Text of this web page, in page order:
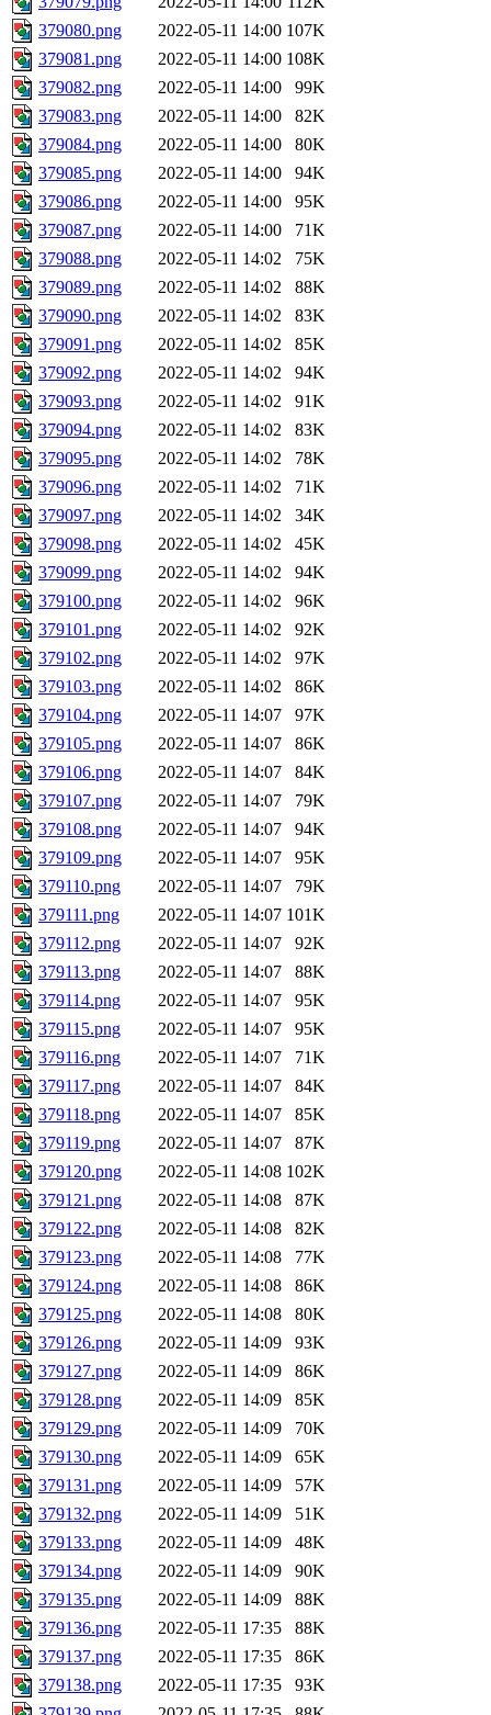
379080.png
2022-05-11 14:00 107K
379081.png
2022-05-11 14:00 108K
379082.png
2022-05-11 14:00
99K
379083.png
2022-05-11 14:00
82K
379084.png
2022-05-11 14:00
80K
379085.png
2022-05-11 14:00
94K
379086.png
2022-05-11 14:00
95K
379087.png
2022-05-11 14:00
71K
379088.png
2022-05-11 14:02
75K
379089.png
2022-05-11 14:02
88K
379090.png
2022-05-11 14:02
83K
379091.png
2022-05-11 14:02
85K
379092.png
2022-05-11 14:02
94K
379093.png
2022-05-11 14:02
91K
379094.png
2022-05-11 14:02
83K
379095.png
2022-05-11 14:02
78K
379096.png
2022-05-11 14:02
71K
379097.png
2022-05-11 14:02
34K
379098.png
2022-05-11 14:02
45K
379099.png
2022-05-11 14:02
94K
379100.png
2022-05-11 14:02
96K
379101.png
2022-05-11 14:02
92K
379102.png
2022-05-11 14:02
97K
379103.png
2022-05-11 14:02
86K
379104.png
2022-05-11 14:07
97K
379105.png
2022-05-11 14:07
86K
379106.png
2022-05-11 14:07
84K
379107.png
2022-05-11 14:07
79K
379108.png
2022-05-11 14:07
94K
379109.png
2022-05-11 14:07
95K
379110.png
2022-05-11 14:07
79K
379111.png
2022-05-11 14:07 101K
379112.png
2022-05-11 14:07
92K
379113.png
2022-05-11 14:07
88K
379114.png
2022-05-11 14:07
95K
379115.png
2022-05-11 14:07
95K
379116.png
2022-05-11 14:07
71K
379117.png
2022-05-11 14:07
84K
379118.png
2022-05-11 14:07
85K
379119.png
2022-05-11 14:07
87K
379120.png
2022-05-11 14:08 102K
379121.png
2022-05-11 14:08
87K
379122.png
2022-05-11 14:08
82K
379123.png
2022-05-11 14:08
77K
379124.png
2022-05-11 14:08
86K
379125.png
2022-05-11 14:08
80K
379126.png
2022-05-11 14:09
93K
379127.png
2022-05-11 14:09
86K
379128.png
2022-05-11 14:09
85K
379129.png
2022-05-11 14:09
70K
379130.png
2022-05-11 14:09
65K
379131.png
2022-05-11 14:09
57K
379132.png
2022-05-11 14:09
51K
379133.png
2022-05-11 14:09
48K
379134.png
2022-05-11 14:09
90K
379135.png
2022-05-11 14:09
88K
379136.png
2022-05-11 17:35
88K
379137.png
2022-05-11 17:35
86K
379138.png
2022-05-11 17:35
93K